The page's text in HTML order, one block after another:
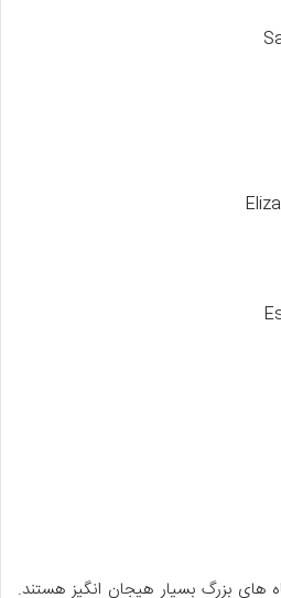
های بزرگ بسیار هیجان انگیز هستند.